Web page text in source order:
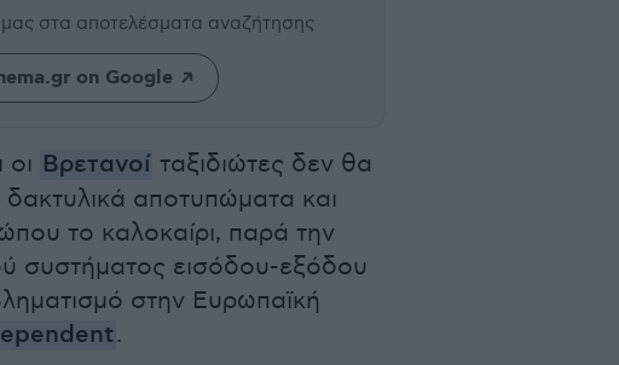
στα αποτελέσματα αναζήτησης
on Google
οι Βρετανοί ταξιδιώτες δεν θα
αποτυπώματα και
το καλοκαίρι, παρά την
συστήματος εισόδου-εξόδου
στην Ευρωπαϊκή
.